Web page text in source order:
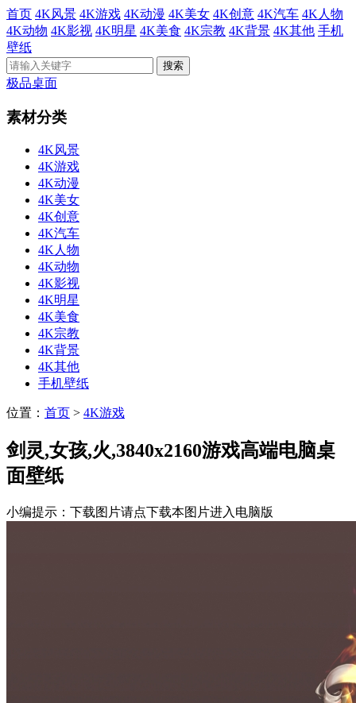
首页 4K风景 4K游戏 4K动漫 4K美女 4K创意 4K汽车 4K人物
4K动物 4K影视 4K明星 4K美食 4K宗教 4K背景 4K其他 手机
壁纸
极品桌面
素材分类
4K风景
4K游戏
4K动漫
4K美女
4K创意
4K汽车
4K人物
4K动物
4K影视
4K明星
4K美食
4K宗教
4K背景
4K其他
手机壁纸
位置： 首页 > 4K游戏
剑灵,女孩,火,3840x2160游戏高端电脑桌
面壁纸
小编提示：下载图片请点下载本图片进入电脑版